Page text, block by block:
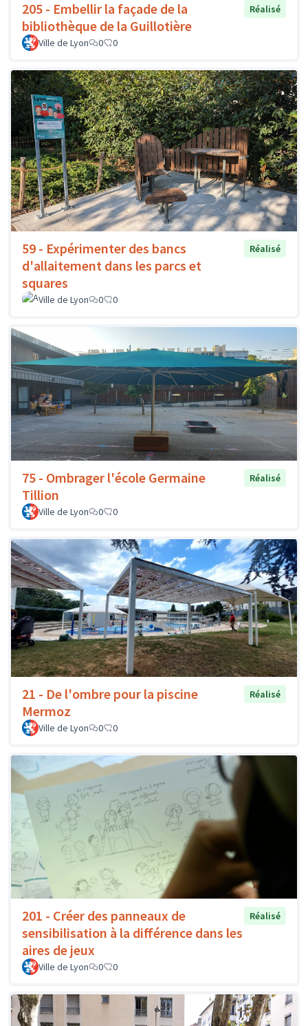
205 - Embellir la façade de la
bibliothèque de la Guillotière
Réalisé
Ville de Lyon 0 0
59 - Expérimenter des bancs
d'allaitement dans les parcs et
squares
Réalisé
Ville de Lyon 0 0
75 - Ombrager l'école Germaine
Tillion
Réalisé
Ville de Lyon 0 0
21 - De l'ombre pour la piscine
Mermoz
Réalisé
Ville de Lyon 0 0
201 - Créer des panneaux de
sensibilisation à la différence dans les
aires de jeux
Réalisé
Ville de Lyon 0 0